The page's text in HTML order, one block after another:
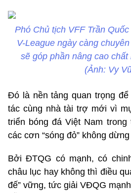
Phó Chủ tịch VFF Trần
V-League ngày càng
sẽ góp phần nâng cao
(Ảnh: Vy
Đó là nền tảng quan trọng
tác cùng nhà tài trợ mới vì
triển bóng đá Việt Nam
các cơn “sóng đỏ” không
Bởi ĐTQG có mạnh, có
châu lục hay không thì điều
đế” vững, tức giải VĐQG